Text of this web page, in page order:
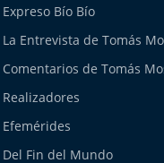
Expreso Bío Bío
La Entrevista de Tomás
Comentarios de Tomás
Realizadores
Efemérides
Del Fin del Mundo